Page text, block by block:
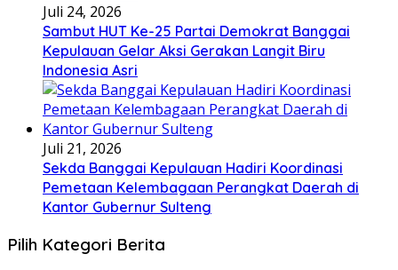
Juli 24, 2026
Sambut HUT Ke-25 Partai Demokrat Banggai
Kepulauan Gelar Aksi Gerakan Langit Biru
Indonesia Asri
Juli 21, 2026
Sekda Banggai Kepulauan Hadiri Koordinasi
Pemetaan Kelembagaan Perangkat Daerah di
Kantor Gubernur Sulteng
Pilih Kategori Berita